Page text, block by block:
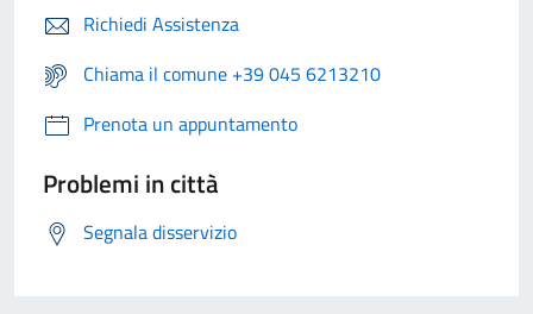
Richiedi Assistenza
Chiama il comune +39 045 6213210
Prenota un appuntamento
Problemi in città
Segnala disservizio